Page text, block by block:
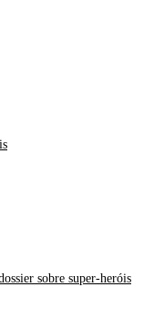
sobre super-heróis